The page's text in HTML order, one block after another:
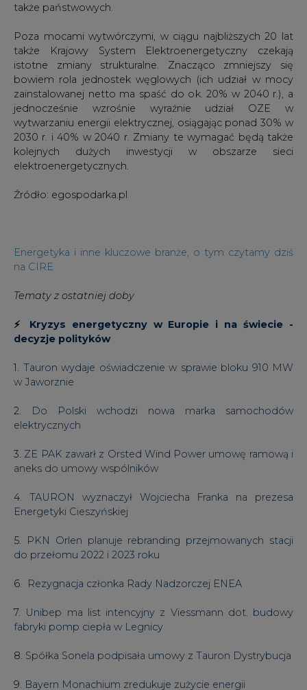
także państwowych.
Poza mocami wytwórczymi, w ciągu najbliższych 20 lat
także Krajowy System Elektroenergetyczny czekają
istotne zmiany strukturalne. Znacząco zmniejszy się
bowiem rola jednostek węglowych (ich udział w mocy
zainstalowanej netto ma spaść do ok. 20% w 2040 r.), a
jednocześnie wzrośnie wyraźnie udział OZE w
wytwarzaniu energii elektrycznej, osiągając ponad 30% w
2030 r. i 40% w 2040 r. Zmiany te wymagać będą także
kolejnych dużych inwestycji w obszarze sieci
elektroenergetycznych.
Źródło: egospodarka.pl
Energetyka i inne kluczowe branże, o tym czytamy dziś
na CIRE
Tematy z ostatniej doby
⚡ Kryzys energetyczny w Europie i na świecie -
decyzje polityków
1. Tauron wydaje oświadczenie w sprawie bloku 910 MW
w Jaworznie
2.
Do Polski wchodzi nowa marka samochodów
elektrycznych
3. ZE PAK zawarł z Orsted Wind Power umowę ramową i
aneks do umowy wspólników
4. TAURON wyznaczył Wojciecha Franka na prezesa
Energetyki Cieszyńskiej
5.
PKN Orlen planuje rebranding przejmowanych stacji
do przełomu 2022 i 2023 roku
6. Rezygnacja członka Rady Nadzorczej ENEA
7. Unibep ma list intencyjny z Viessmann dot. budowy
fabryki pomp ciepła w Legnicy
8. Spółka Sonela podpisała umowy z Tauron Dystrybucja
9. Bayern Monachium zredukuje zużycie energii